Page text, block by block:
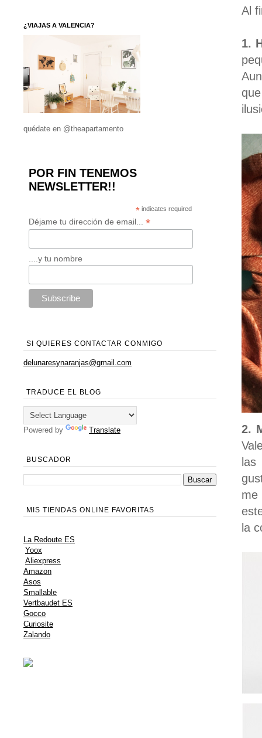
Al
1.
2.
me
la
¿VIAJAS A VALENCIA?
quédate en @theapartamento
POR FIN TENEMOS
NEWSLETTER!!
* indicates required
Déjame tu dirección de email... *
....y tu nombre
SI QUIERES CONTACTAR CONMIGO
delunaresynaranjas@gmail.com
TRADUCE EL BLOG
Powered by Translate
BUSCADOR
MIS TIENDAS ONLINE FAVORITAS
La Redoute ES
Yoox
Aliexpress
Amazon
Asos
Smallable
Vertbaudet ES
Gocco
Curiosite
Zalando